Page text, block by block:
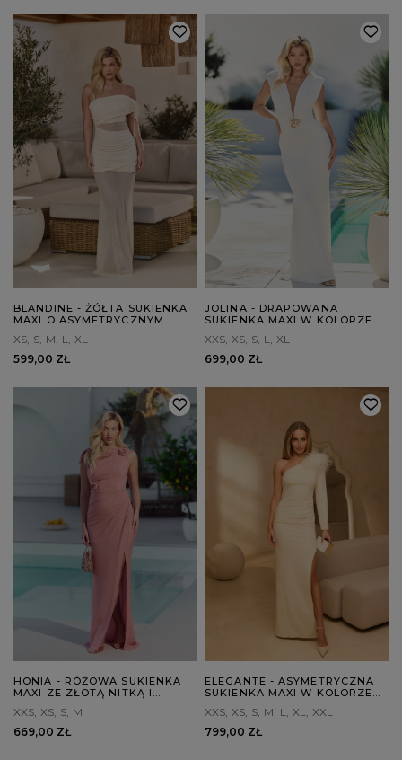
BLANDINE - ŻÓŁTA SUKIENKA
MAXI O ASYMETRYCZNYM
XS S M L
XL
599,00 ZŁ
JOLINA - DRAPOWANA
SUKIENKA MAXI W KOLORZE
XXS XS S L
XL
699,00 ZŁ
HONIA - RÓŻOWA SUKIENKA
MAXI ZE ZŁOTĄ NITKĄ I
XXS XS S M
669,00 ZŁ
ELEGANTE - ASYMETRYCZNA
SUKIENKA MAXI W KOLORZE
XXS XS S M L XL XXL
799,00 ZŁ